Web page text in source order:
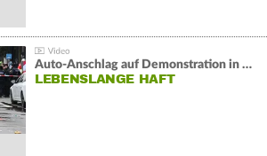
Auto-Anschlag auf Demonstration in München:
LEBENSLANGE HAFT